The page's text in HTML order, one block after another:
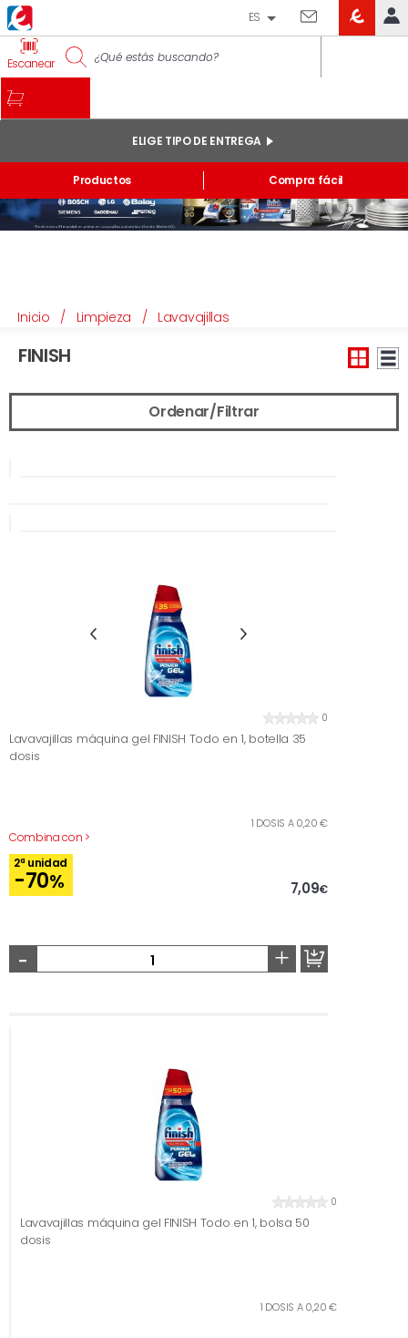
IDENTIFÍCATE
Pedidos online
Mis productos comprados en tienda y online
Listas
ES
Escanear
Productos
ELIGE TIPO DE ENTREGA
Compra fácil
Inicio / Limpieza / Lavavajillas
FINISH
Ordenar/Filtrar
0
Lavavajillas máquina gel FINISH Todo en 1, botella 35
dosis
Combina con >
1 DOSIS A 0,20 €
2ª unidad
-70% 7,09€
- +
0
Lavavajillas máquina gel FINISH Todo en 1, bolsa 50
dosis
1 DOSIS A 0,20 €